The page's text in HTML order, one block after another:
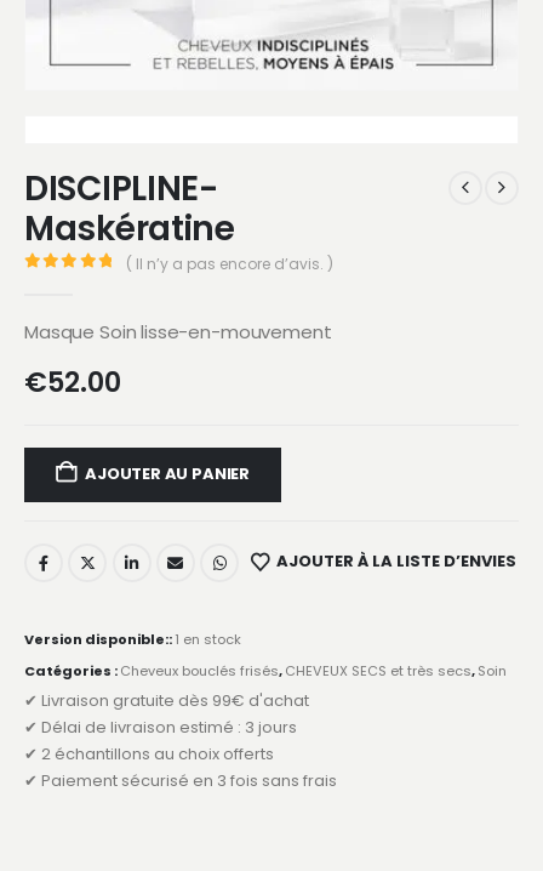
DISCIPLINE-
Maskératine
( Il n’y a pas encore d’avis. )
Masque Soin lisse-en-mouvement
€52.00
AJOUTER AU PANIER
AJOUTER À LA LISTE D’ENVIES
Version disponible::1 en stock
Catégories :Cheveux bouclés frisés,CHEVEUX SECS et très secs,Soin
✔ Livraison gratuite dès 99€ d'achat
✔ Délai de livraison estimé : 3 jours
✔ 2 échantillons au choix offerts
✔ Paiement sécurisé en 3 fois sans frais